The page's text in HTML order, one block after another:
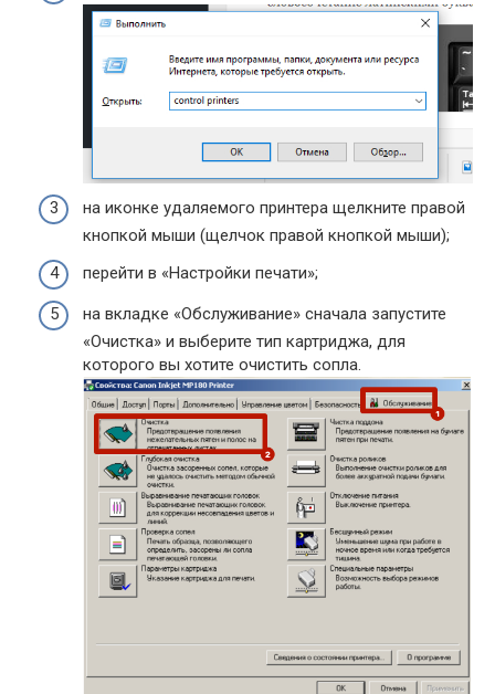
на иконке удаляемого принтера щелкните правой
кнопкой мыши (щелчок правой кнопкой мыши);
перейти в «Настройки печати»;
на вкладке «Обслуживание» сначала запустите
«Очистка» и выберите тип картриджа, для
которого вы хотите очистить сопла.